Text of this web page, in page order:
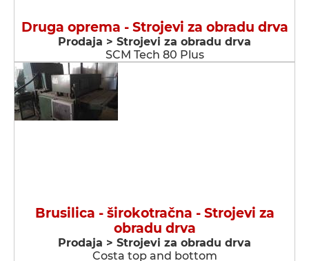
Druga oprema - Strojevi za obradu drva
Prodaja > Strojevi za obradu drva
SCM Tech 80 Plus
Brusilica - širokotračna - Strojevi za
obradu drva
Prodaja > Strojevi za obradu drva
Costa top and bottom